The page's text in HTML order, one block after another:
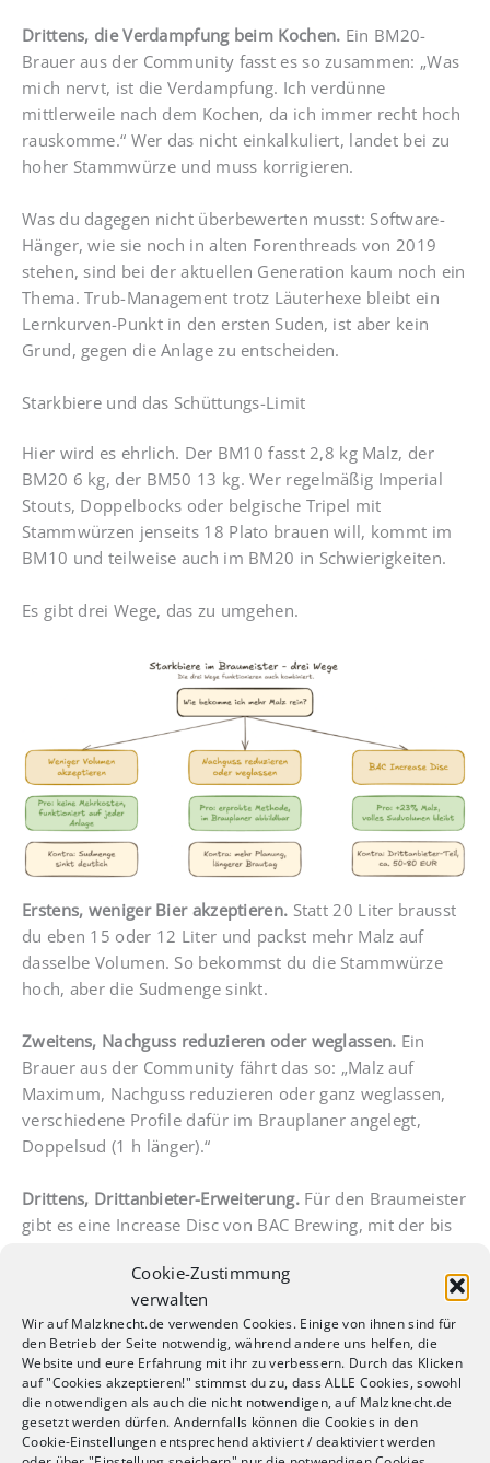
Cookie-Zustimmung
verwalten
Wir auf Malzknecht.de verwenden Cookies. Einige von ihnen sind für
den Betrieb der Seite notwendig, während andere uns helfen, die
Website und eure Erfahrung mit ihr zu verbessern. Durch das Klicken
auf "Cookies akzeptieren!" stimmst du zu, dass ALLE Cookies, sowohl
die notwendigen als auch die nicht notwendigen, auf Malzknecht.de
gesetzt werden dürfen. Andernfalls können die Cookies in den
Cookie-Einstellungen entsprechend aktiviert / deaktiviert werden
Drittens, die Verdampfung beim Kochen. Ein BM20-
Brauer aus der Community fasst es so zusammen: „Was
mich nervt, ist die Verdampfung. Ich verdünne
mittlerweile nach dem Kochen, da ich immer recht hoch
rauskomme.“ Wer das nicht einkalkuliert, landet bei zu
hoher Stammwürze und muss korrigieren.
Was du dagegen nicht überbewerten musst: Software-
Hänger, wie sie noch in alten Forenthreads von 2019
stehen, sind bei der aktuellen Generation kaum noch ein
Thema. Trub-Management trotz Läuterhexe bleibt ein
Lernkurven-Punkt in den ersten Suden, ist aber kein
Grund, gegen die Anlage zu entscheiden.
Starkbiere und das Schüttungs-Limit
Hier wird es ehrlich. Der BM10 fasst 2,8 kg Malz, der
BM20 6 kg, der BM50 13 kg. Wer regelmäßig Imperial
Stouts, Doppelbocks oder belgische Tripel mit
Stammwürzen jenseits 18 Plato brauen will, kommt im
BM10 und teilweise auch im BM20 in Schwierigkeiten.
Es gibt drei Wege, das zu umgehen.
Erstens, weniger Bier akzeptieren. Statt 20 Liter brausst
du eben 15 oder 12 Liter und packst mehr Malz auf
dasselbe Volumen. So bekommst du die Stammwürze
hoch, aber die Sudmenge sinkt.
Zweitens, Nachguss reduzieren oder weglassen. Ein
Brauer aus der Community fährt das so: „Malz auf
Maximum, Nachguss reduzieren oder ganz weglassen,
verschiedene Profile dafür im Brauplaner angelegt,
Doppelsud (1 h länger).“
Drittens, Drittanbieter-Erweiterung.Für den Braumeister
gibt es eine Increase Disc von BAC Brewing, mit der bis
mehr Schüttung (Gilt für alle 3 Braumeister). Die
zusätzlichen 400 Gramm machen bei Starkbieren
spürbar etwas aus. Für den BM20 reicht in den meisten
Fällen das LOB-Set von Speidel, das die Schüttung auf 7
kg erhöht.
Reinigung: rund eine Stunde aktive Handarbeit